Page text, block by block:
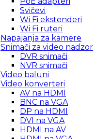
Svičevi
Wi Fi ekstenderi
Wi Fi ruteri
Napajanja za kamere
Snimači za video nadzor
DVR snimači
NVR snimači
Video baluni
Video konverteri
AV na HDMI
BNC na VGA
DP na HDMI
DVI na VGA
HDMI na AV